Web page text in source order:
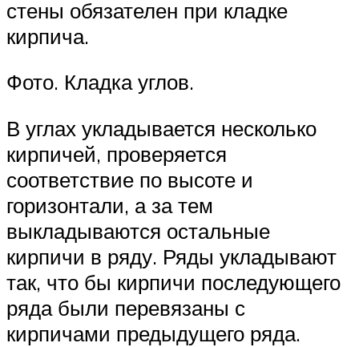
стены обязателен при кладке
кирпича.
Фото. Кладка углов.
В углах укладывается несколько
кирпичей, проверяется
соответствие по высоте и
горизонтали, а за тем
выкладываются остальные
кирпичи в ряду. Ряды укладывают
так, что бы кирпичи последующего
ряда были перевязаны с
кирпичами предыдущего ряда.